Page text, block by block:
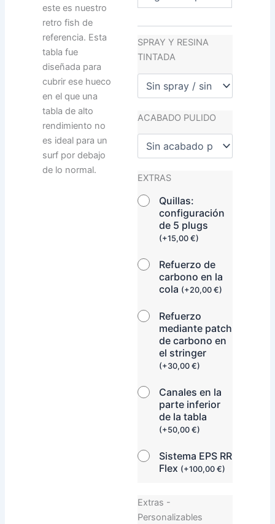
SPRAY Y RESINA
TINTADA
ACABADO PULIDO
EXTRAS
Quillas:
configuración
de 5 plugs
(+15,00€)
Refuerzo de
carbono en la
cola (+20,00€)
Refuerzo
mediante patch
de carbono en
el stringer
(+30,00€)
Canales en la
parte inferior
de la tabla
(+50,00€)
Sistema EPS RR
Flex (+100,00€)
Extras -
Personalizables
este es nuestro
retro fish de
referencia. Esta
tabla fue
diseñada para
cubrir ese hueco
en el que una
tabla de alto
rendimiento no
es ideal para un
surf por debajo
de lo normal.